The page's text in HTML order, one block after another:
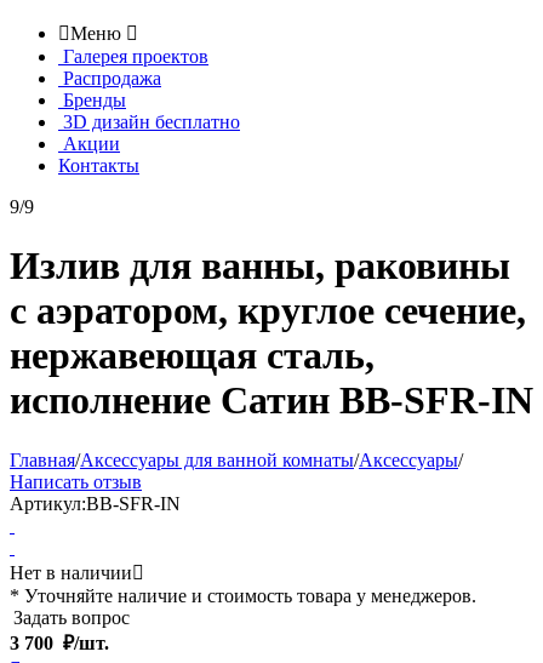
Меню 
Галерея проектов
Распродажа
Бренды
3D дизайн бесплатно
Акции
Контакты
9/9
Излив для ванны, раковины
с аэратором, круглое сечение,
нержавеющая сталь,
исполнение Сатин BB-SFR-IN
Главная/Аксессуары для ванной комнаты/Аксессуары/
Написать отзыв
Артикул:BB-SFR-IN
Нет в наличии
* Уточняйте наличие и стоимость товара у менеджеров.
Задать вопрос
3 700 ₽/шт.